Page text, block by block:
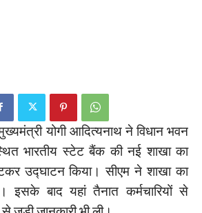
योगी आदित्यनाथ ने विधान भवन
भारतीय स्टेट बैंक की नई शाखा का
उद्घाटन किया। सीएम ने शाखा का
इसके बाद यहां तैनात कर्मचारियों से